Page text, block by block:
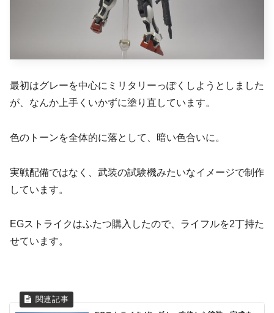
最初はグレーを中心にミリタリーっぽくしようとしました
が、なんか上手くいかずに塗り直しています。
色のトーンを全体的に落として、暗い色合いに。
実戦配備ではなく、武装の試験機みたいなイメージで制作
しています。
EGストライクはふたつ購入したので、ライフルを2丁持た
せています。